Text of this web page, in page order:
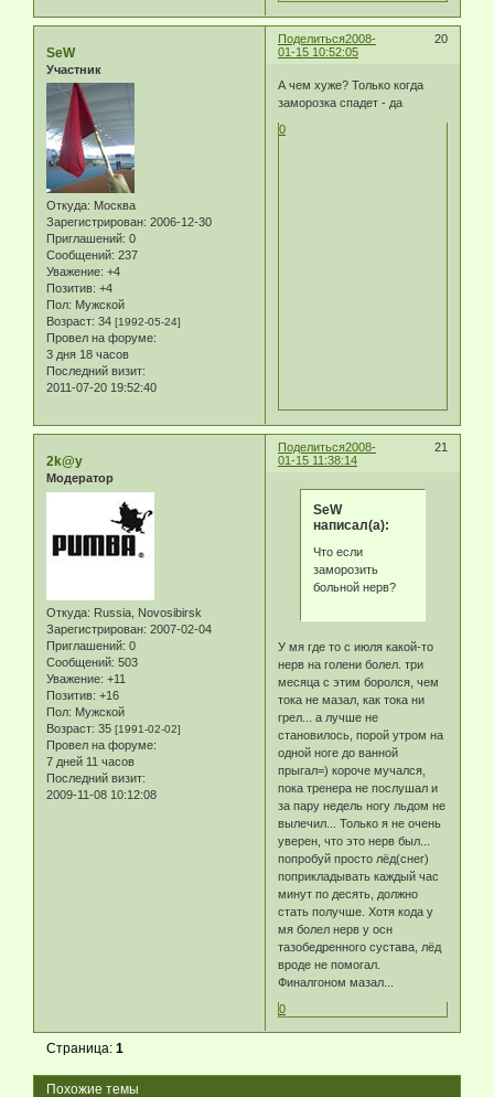
Поделиться 20
2008-
01-15 10:52:05
SeW
Участник
Откуда: Москва
Зарегистрирован: 2006-12-30
Приглашений: 0
Сообщений: 237
Уважение: +4
Позитив: +4
Пол: Мужской
Возраст: 34 [1992-05-24]
Провел на форуме:
3 дня 18 часов
Последний визит:
2011-07-20 19:52:40
А чем хуже? Только когда
заморозка спадет - да
0
Поделиться 21
2008-
01-15 11:38:14
2k@y
Модератор
Откуда: Russia, Novosibirsk
Зарегистрирован: 2007-02-04
Приглашений: 0
Сообщений: 503
Уважение: +11
Позитив: +16
Пол: Мужской
Возраст: 35 [1991-02-02]
Провел на форуме:
7 дней 11 часов
Последний визит:
2009-11-08 10:12:08
SeW
написал(а):
Что если
заморозить
больной нерв?
У мя где то с июля какой-то
нерв на голени болел. три
месяца с этим боролся, чем
тока не мазал, как тока ни
грел... а лучше не
становилось, порой утром на
одной ноге до ванной
прыгал=) короче мучался,
пока тренера не послушал и
за пару недель ногу льдом не
вылечил... Только я не очень
уверен, что это нерв был...
попробуй просто лёд(снег)
поприкладывать каждый час
минут по десять, должно
стать получше. Хотя кода у
мя болел нерв у осн
тазобедренного сустава, лёд
вроде не помогал.
Финалгоном мазал...
0
Страница:1
Похожие темы